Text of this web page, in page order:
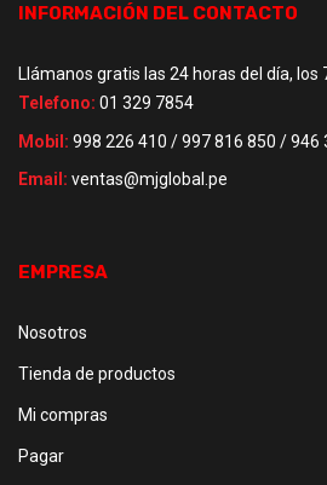
INFORMACIÓN DEL CONTACTO
Llámanos gratis las 24 horas del día, los
Telefono: 01 329 7854
Mobil: 998 226 410 / 997 816 850 / 946
Email: ventas@mjglobal.pe
EMPRESA
Nosotros
Tienda de productos
Mi compras
Pagar